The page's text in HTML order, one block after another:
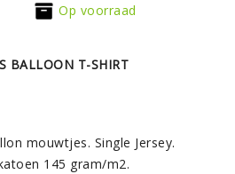
Op voorraad
BALLOON T-SHIRT
mouwtjes. Single Jersey.
145 gram/m2.